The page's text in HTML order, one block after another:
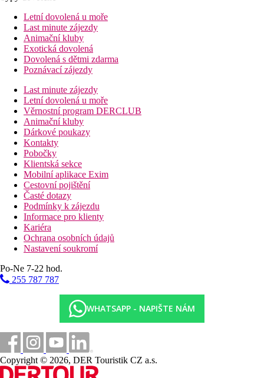
Letní dovolená u moře
Last minute zájezdy
Animační kluby
Exotická dovolená
Dovolená s dětmi zdarma
Poznávací zájezdy
Last minute zájezdy
Letní dovolená u moře
Věrnostní program DERCLUB
Animační kluby
Dárkové poukazy
Kontakty
Pobočky
Klientská sekce
Mobilní aplikace Exim
Cestovní pojištění
Časté dotazy
Podmínky k zájezdu
Informace pro klienty
Kariéra
Ochrana osobních údajů
Nastavení soukromí
Po-Ne 7-22 hod.
255 787 787
WHATSAPP - NAPIŠTE NÁM
Copyright © 2026, DER Touristik CZ a.s.